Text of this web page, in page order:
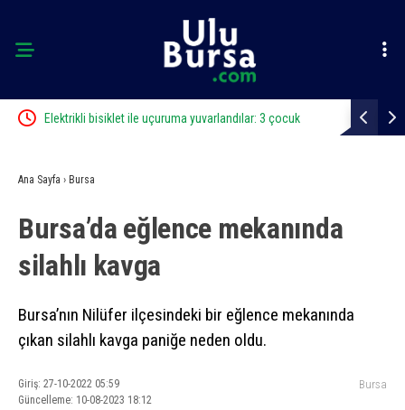
Elektrikli bisiklet ile uçuruma yuvarlandılar: 3 çocuk Bursa’da
Ana Sayfa › Bursa
Bursa’da eğlence mekanında
silahlı kavga
Bursa’nın Nilüfer ilçesindeki bir eğlence mekanında
çıkan silahlı kavga paniğe neden oldu.
Giriş: 27-10-2022 05:59
Güncelleme: 10-08-2023 18:12
Bursa